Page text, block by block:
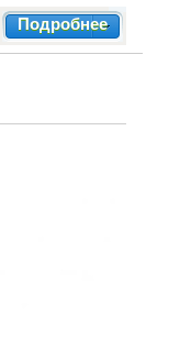
Подробнее